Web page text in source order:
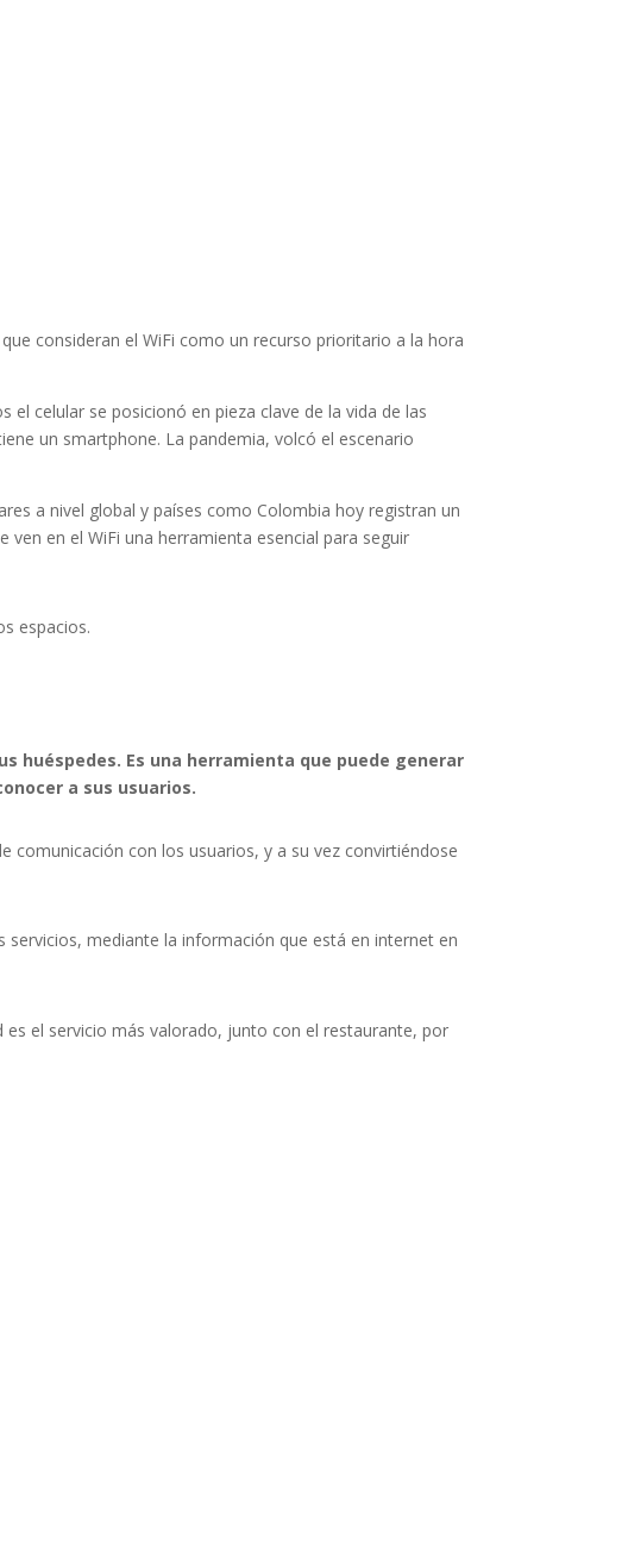
consideran el WiFi como un recurso prioritario a la hora
celular se posicionó en pieza clave de la vida de las
un smartphone. La pandemia, volcó el escenario
a nivel global y países como Colombia hoy registran un
en el WiFi una herramienta esencial para seguir
espacios.
huéspedes. Es una herramienta que puede generar
a sus usuarios.
comunicación con los usuarios, y a su vez convirtiéndose
mediante la información que está en internet en
el servicio más valorado, junto con el restaurante, por